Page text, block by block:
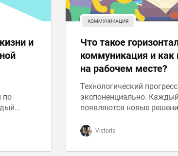
и
по
КОММУНИКАЦИЯ
Что такое
коммуникация и как
на рабочем месте?
Технологический
экспоненциально.
появляются новые
Victoria